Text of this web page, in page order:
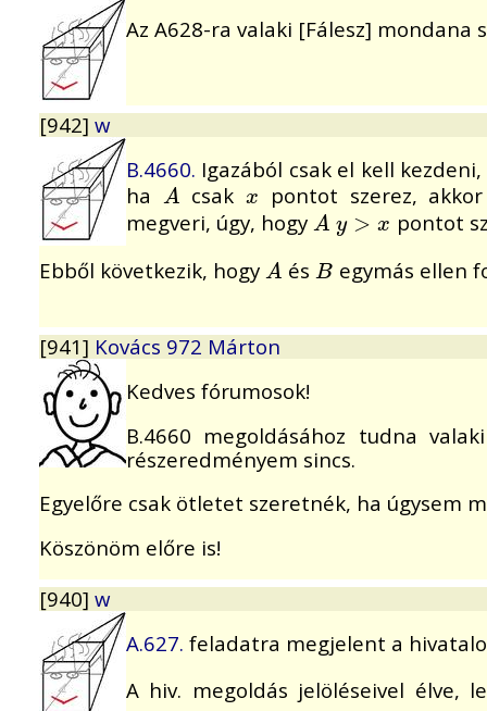
Az A628-ra valaki [Fálesz] mondana
[942] w
B.4660. Igazából csak el kell
ha
A
A csak x
x
pontot szerez,
megveri, úgy, hogy A
A y > x
y>x
pontot
Ebből következik, hogy A
A és B
B egymás ellen
[941] Kovács 972 Márton
Kedves fórumosok!
B.4660 megoldásához tudna
részeredményem sincs.
Egyelőre csak ötletet szeretnék, ha úgysem
Köszönöm előre is!
[940] w
A.627. feladatra megjelent a
A hiv. megoldás jelöléseivel élve,